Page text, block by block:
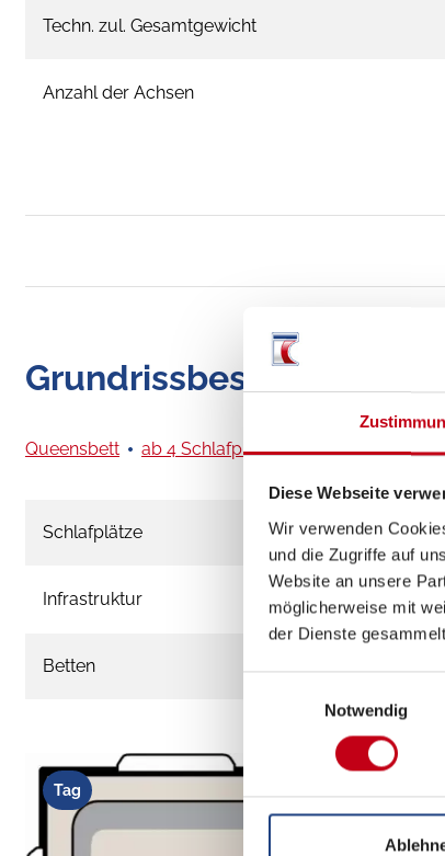
Diese Webseite
Wir verwenden
und die Zugriffe auf
Website an unsere
möglicherweise mit
der Dienste
Notwendig
Techn. zul. Gesamtgewicht
Anzahl der Achsen
Grundrissbeschreibung
Queensbett ab 4 Schlafplätze
Schlafplätze
Infrastruktur
Betten
Tag